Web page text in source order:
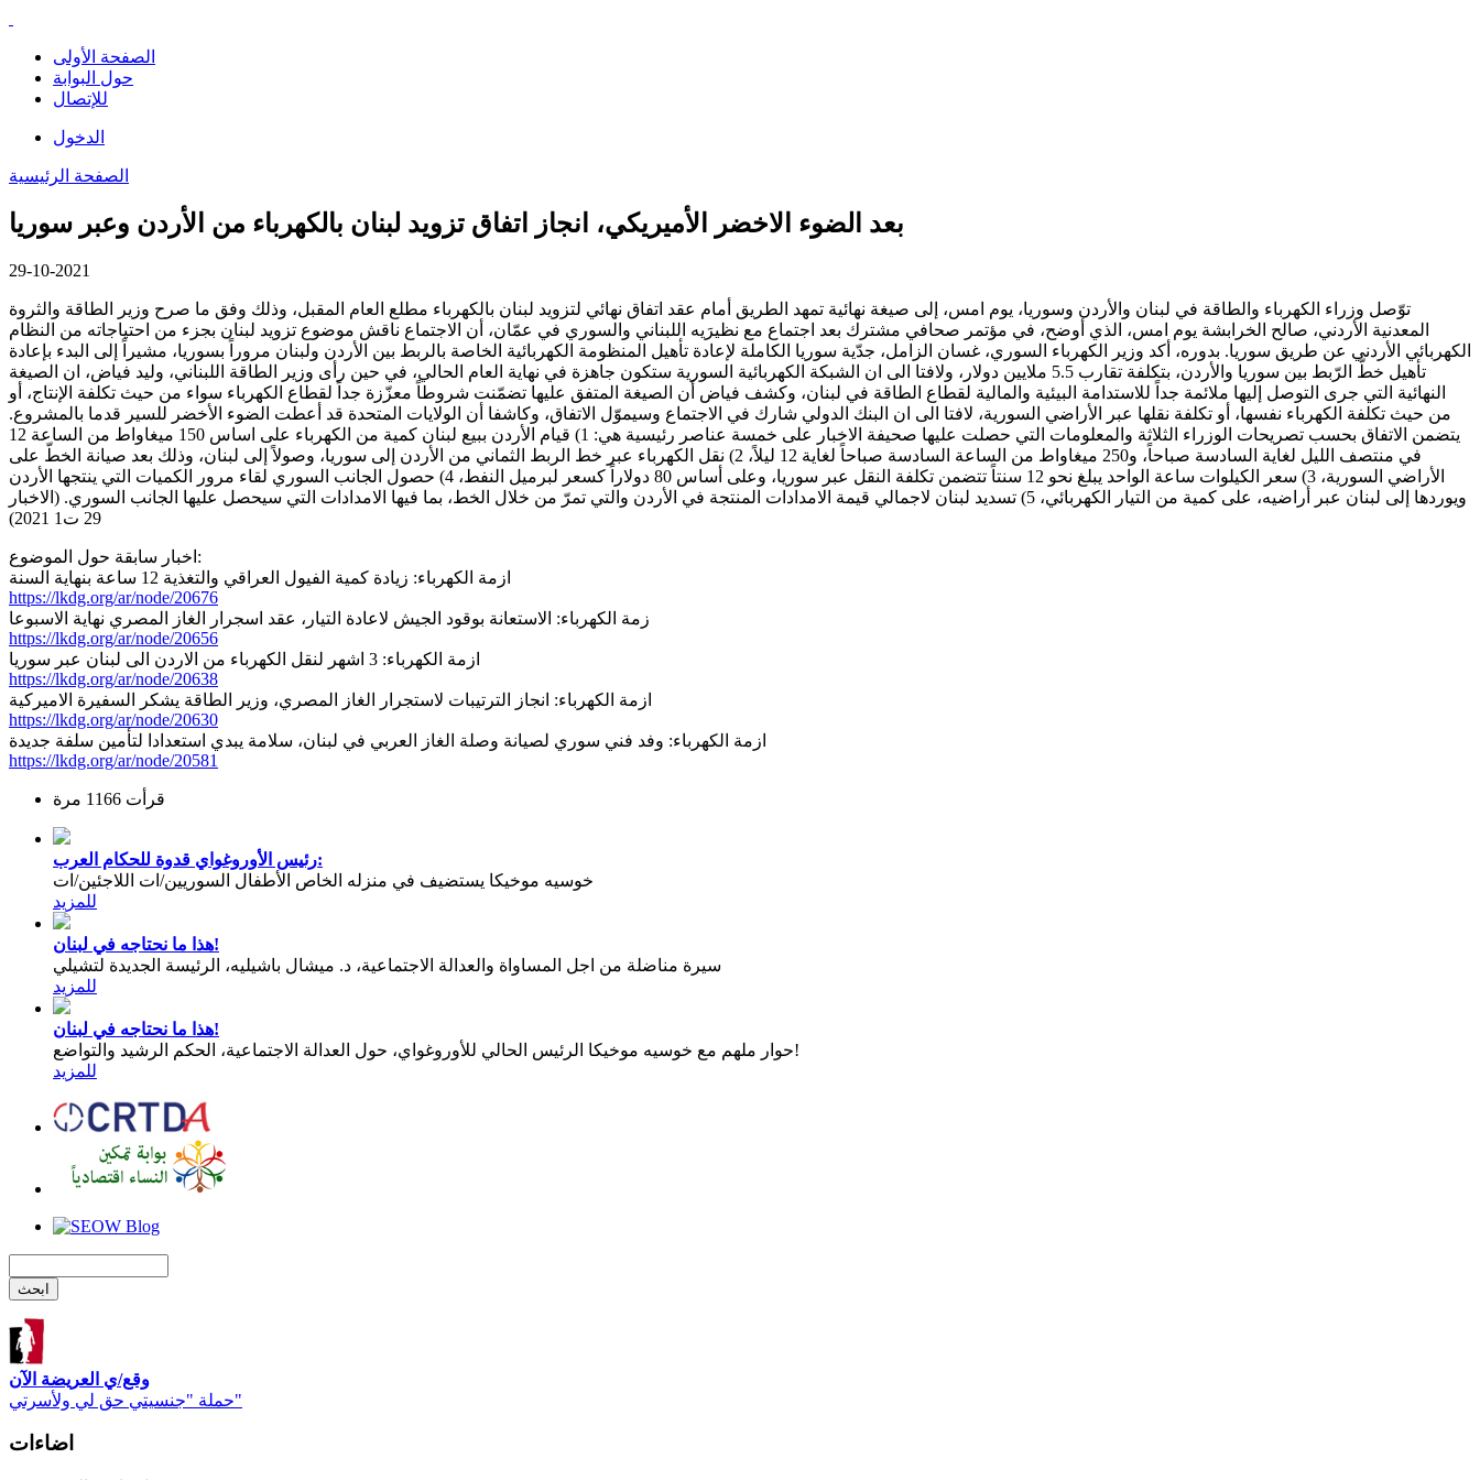
الصفحة الأولى
حول البوابة
للإتصال
الدخول
الصفحة الرئيسية
بعد الضوء الاخضر الأميريكي، انجاز اتفاق تزويد لبنان بالكهرباء من الأردن وعبر سوريا
29-10-2021
توّصل وزراء الكهرباء والطاقة في لبنان والأردن وسوريا، يوم امس، إلى صيغة نهائية تمهد الطريق أمام عقد اتفاق نهائي لتزويد لبنان بالكهرباء مطلع العام المقبل، وذلك وفق ما صرح وزير الطاقة والثروة
المعدنية الأردني، صالح الخرابشة يوم امس، الذي أوضح، في مؤتمر صحافي مشترك بعد اجتماع مع نظيرَيه اللبناني والسوري في عمّان، أن الاجتماع ناقش موضوع تزويد لبنان بجزء من احتياجاته من النظام
الكهربائي الأردني عن طريق سوريا. بدوره، أكد وزير الكهرباء السوري، غسان الزامل، جدّية سوريا الكاملة لإعادة تأهيل المنظومة الكهربائية الخاصة بالربط بين الأردن ولبنان مروراً بسوريا، مشيراً إلى البدء بإعادة
تأهيل خطّ الرّبط بين سوريا والأردن، بتكلفة تقارب 5.5 ملايين دولار، ولافتا الى ان الشبكة الكهربائية السورية ستكون جاهزة في نهاية العام الحالي، في حين رأى وزير الطاقة اللبناني، وليد فياض، ان الصيغة
النهائية التي جرى التوصل إليها ملائمة جداً للاستدامة البيئية والمالية لقطاع الطاقة في لبنان، وكشف فياض أن الصيغة المتفق عليها تضمّنت شروطاً معزّزة جداً لقطاع الكهرباء سواء من حيث تكلفة الإنتاج، أو
من حيث تكلفة الكهرباء نفسها، أو تكلفة نقلها عبر الأراضي السورية، لافتا الى ان البنك الدولي شارك في الاجتماع وسيموّل الاتفاق، وكاشفا أن الولايات المتحدة قد أعطت الضوء الأخضر للسير قدما بالمشروع.
يتضمن الاتفاق بحسب تصريحات الوزراء الثلاثة والمعلومات التي حصلت عليها صحيفة الاخبار على خمسة عناصر رئيسية هي: 1) قيام الأردن ببيع لبنان كمية من الكهرباء على اساس 150 ميغاواط من الساعة 12
في منتصف الليل لغاية السادسة صباحاً، و250 ميغاواط من الساعة السادسة صباحاً لغاية 12 ليلاً، 2) نقل الكهرباء عبر خط الربط الثماني من الأردن إلى سوريا، وصولاً إلى لبنان، وذلك بعد صيانة الخطّ على
الأراضي السورية، 3) سعر الكيلوات ساعة الواحد يبلغ نحو 12 سنتاً تتضمن تكلفة النقل عبر سوريا، وعلى أساس 80 دولاراً كسعر لبرميل النفط، 4) حصول الجانب السوري لقاء مرور الكميات التي ينتجها الأردن
ويوردها إلى لبنان عبر أراضيه، على كمية من التيار الكهربائي، 5) تسديد لبنان لاجمالي قيمة الامدادات المنتجة في الأردن والتي تمرّ من خلال الخط، بما فيها الامدادات التي سيحصل عليها الجانب السوري. (الاخبار
29 ت1 2021)
اخبار سابقة حول الموضوع:
ازمة الكهرباء: زيادة كمية الفيول العراقي والتغذية 12 ساعة بنهاية السنة
https://lkdg.org/ar/node/20676
زمة الكهرباء: الاستعانة بوقود الجيش لاعادة التيار، عقد اسجرار الغاز المصري نهاية الاسبوعا
https://lkdg.org/ar/node/20656
ازمة الكهرباء: 3 اشهر لنقل الكهرباء من الاردن الى لبنان عبر سوريا
https://lkdg.org/ar/node/20638
ازمة الكهرباء: انجاز الترتيبات لاستجرار الغاز المصري، وزير الطاقة يشكر السفيرة الاميركية
https://lkdg.org/ar/node/20630
ازمة الكهرباء: وفد فني سوري لصيانة وصلة الغاز العربي في لبنان، سلامة يبدي استعدادا لتأمين سلفة جديدة
https://lkdg.org/ar/node/20581
قرأت 1166 مرة
رئيس الأوروغواي قدوة للحكام العرب:
خوسيه موخيكا يستضيف في منزله الخاص الأطفال السوريين/ات اللاجئين/ات
للمزيد
هذا ما نحتاجه في لبنان!
سيرة مناضلة من اجل المساواة والعدالة الاجتماعية، د. ميشال باشيليه، الرئيسة الجديدة لتشيلي
للمزيد
هذا ما نحتاجه في لبنان!
حوار ملهم مع خوسيه موخيكا الرئيس الحالي للأوروغواي، حول العدالة الاجتماعية، الحكم الرشيد والتواضع!
للمزيد
وقع/ي العريضة الآن
حملة "جنسيتي حق لي ولأسرتي"
اضاءات